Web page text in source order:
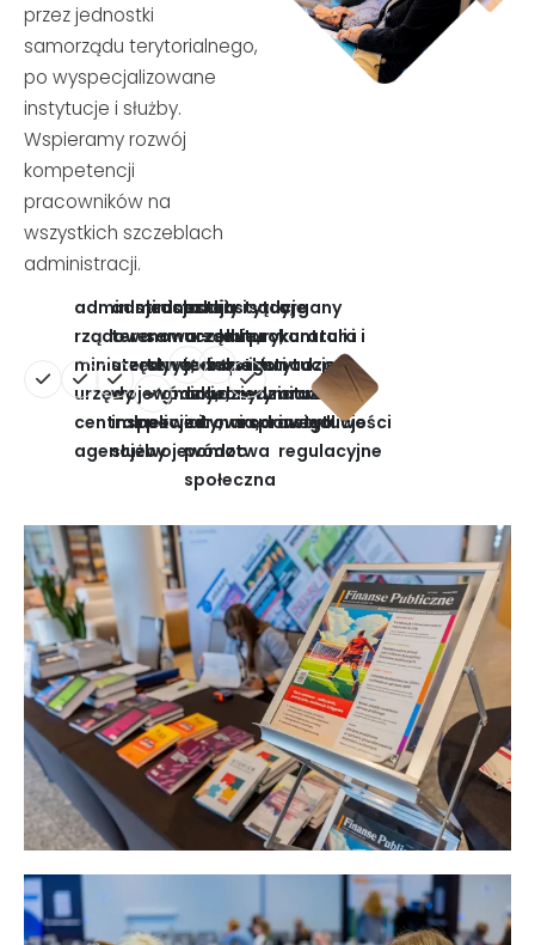
przez jednostki
samorządu terytorialnego,
po wyspecjalizowane
instytucje i służby.
Wspieramy rozwój
kompetencji
pracowników na
wszystkich szczeblach
administracji.
administracja
rządowa –
ministerstwa,
urzędy
centralne i
agencje
administracja
terenowa –
urzędy
wojewódzkie,
inspekcje i
służby
jednostki
samorządu
terytorialnego
– gminy,
powiaty,
województwa
szkoły i
uczelnie,
jednostki
ochrony
zdrowia,
pomoc
społeczna
instytucje
kultury,
sportu i
dziedzictwa
narodowego
sądy,
prokuratura i
instytucje
wymiaru
sprawiedliwości
organy
kontroli i
nadzoru
oraz
instytucje
regulacyjne